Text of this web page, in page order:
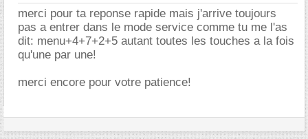
merci pour ta reponse rapide mais j'arrive toujours
pas a entrer dans le mode service comme tu me l'as
dit: menu+4+7+2+5 autant toutes les touches a la fois
qu'une par une!
merci encore pour votre patience!